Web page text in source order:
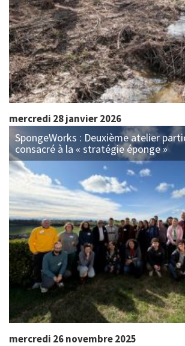
mercredi 28 janvier 2026
SpongeWorks : Deuxième atelier
consacré à la « stratégie éponge »
mercredi 26 novembre 2025